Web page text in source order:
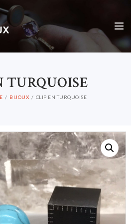
TURQUOISE
BIJOUX CLIP EN TURQUOISE